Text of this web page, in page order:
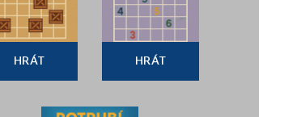
HRÁT HRÁT